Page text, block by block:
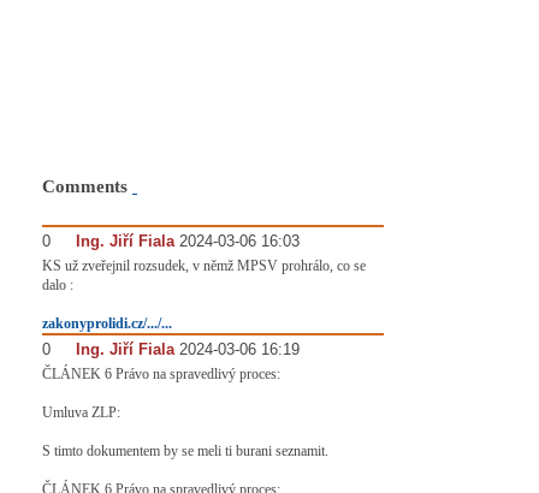
Comments
0 Ing. Jiří Fiala 2024-03-06 16:03
KS už zveřejnil rozsudek, v němž MPSV prohrálo, co se
dalo :
zakonyprolidi.cz/.../...
0 Ing. Jiří Fiala 2024-03-06 16:19
ČLÁNEK 6 Právo na spravedlivý proces:
Umluva ZLP:
S timto dokumentem by se meli ti burani seznamit.
ČLÁNEK 6 Právo na spravedlivý proces: